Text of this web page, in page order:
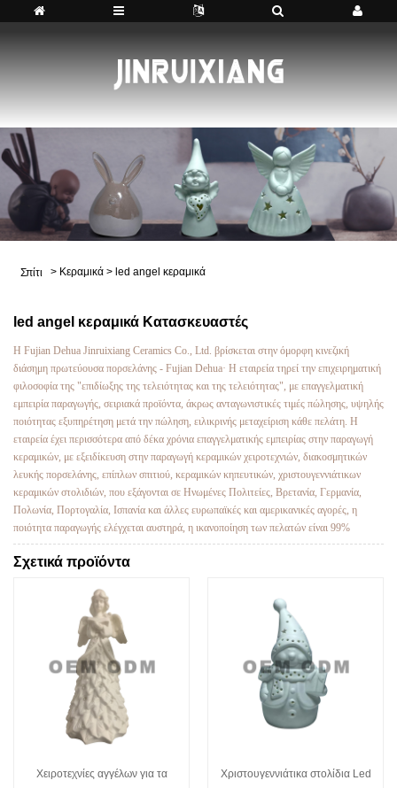
Σπίτι > Κεραμικά > led angel κεραμικά
led angel κεραμικά Κατασκευαστές
Η Fujian Dehua Jinruixiang Ceramics Co., Ltd. βρίσκεται στην όμορφη κινεζική
διάσημη πρωτεύουσα πορσελάνης - Fujian Dehua· Η εταιρεία τηρεί την επιχειρηματική
φιλοσοφία της "επιδίωξης της τελειότητας και της τελειότητας", με επαγγελματική
εμπειρία παραγωγής, σειριακά προϊόντα, άκρως ανταγωνιστικές τιμές πώλησης, υψηλής
ποιότητας εξυπηρέτηση μετά την πώληση, ειλικρινής μεταχείριση κάθε πελάτη. Η
εταιρεία έχει περισσότερα από δέκα χρόνια επαγγελματικής εμπειρίας στην παραγωγή
κεραμικών, με εξειδίκευση στην παραγωγή κεραμικών χειροτεχνιών, διακοσμητικών
λευκής πορσελάνης, επίπλων σπιτιού, κεραμικών κηπευτικών, χριστουγεννιάτικων
κεραμικών στολιδιών, που εξάγονται σε Ηνωμένες Πολιτείες, Βρετανία, Γερμανία,
Πολωνία, Πορτογαλία, Ισπανία και άλλες ευρωπαϊκές και αμερικανικές αγορές, η
ποιότητα παραγωγής ελέγχεται αυστηρά, η ικανοποίηση των πελατών είναι 99%
Σχετικά προϊόντα
Χειροτεχνίες αγγέλων για τα
Χριστουγεννιάτικα στολίδια Led